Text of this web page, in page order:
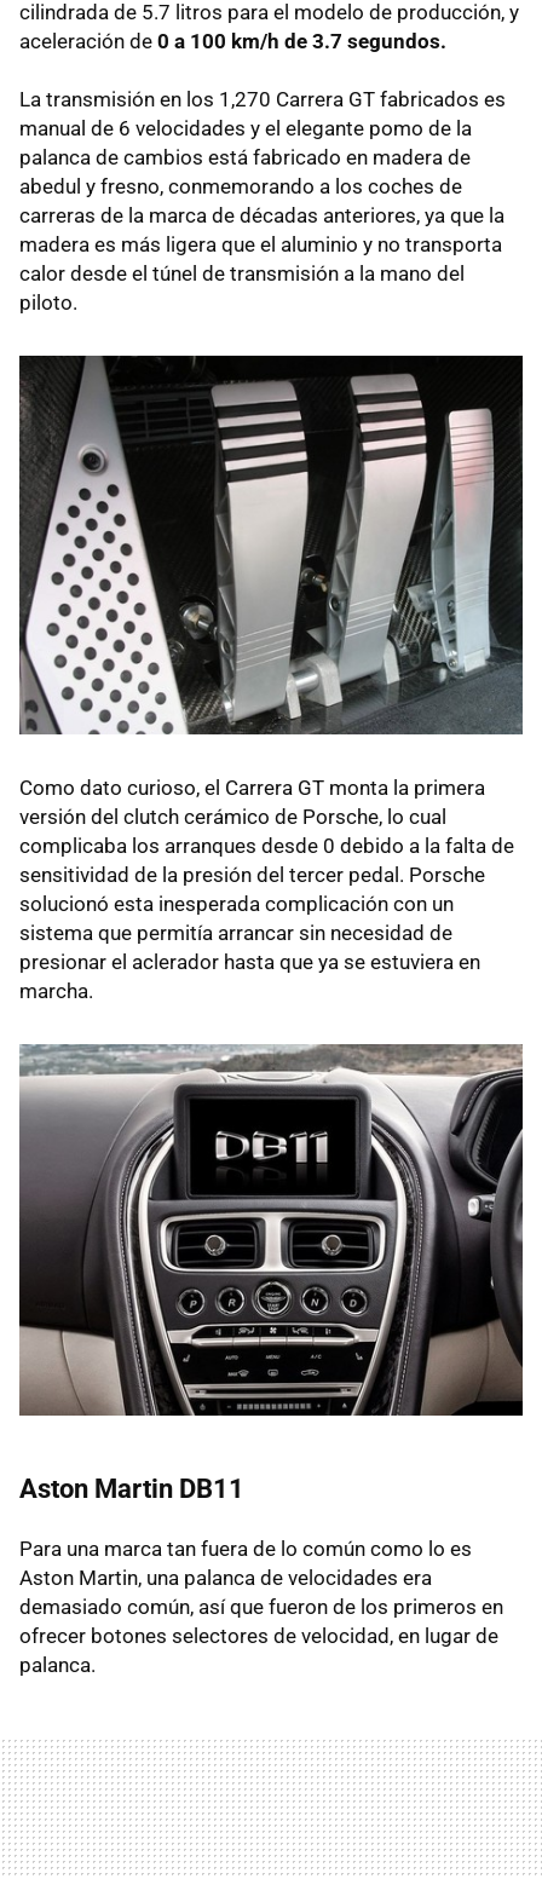
cilindrada de 5.7 litros para el modelo de producción, y
aceleración de 0 a 100 km/h de 3.7 segundos.
La transmisión en los 1,270 Carrera GT fabricados es
manual de 6 velocidades y el elegante pomo de la
palanca de cambios está fabricado en madera de
abedul y fresno, conmemorando a los coches de
carreras de la marca de décadas anteriores, ya que la
madera es más ligera que el aluminio y no transporta
calor desde el túnel de transmisión a la mano del
piloto.
Como dato curioso, el Carrera GT monta la primera
versión del clutch cerámico de Porsche, lo cual
complicaba los arranques desde 0 debido a la falta de
sensitividad de la presión del tercer pedal. Porsche
solucionó esta inesperada complicación con un
sistema que permitía arrancar sin necesidad de
presionar el aclerador hasta que ya se estuviera en
marcha.
Aston Martin DB11
Para una marca tan fuera de lo común como lo es
Aston Martin, una palanca de velocidades era
demasiado común, así que fueron de los primeros en
ofrecer botones selectores de velocidad, en lugar de
palanca.